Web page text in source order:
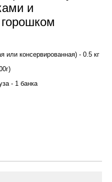
и
или консервированная) - 0.5 кг
- 1 банка